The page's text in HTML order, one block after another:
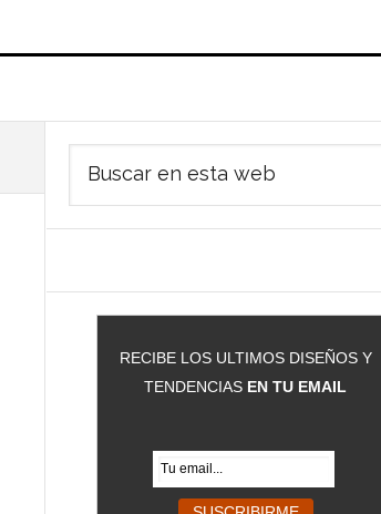
Barra
lateral
principal
RECIBE LOS ULTIMOS DISEÑOS Y
TENDENCIAS EN TU EMAIL